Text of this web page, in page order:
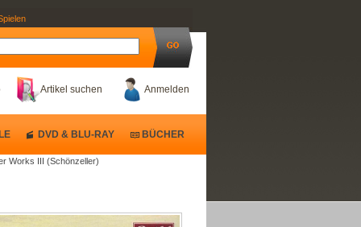
Anmelden
Artikel suchen
Works III (Schönzeller)
DVD & BLU-RAY BÜCHER